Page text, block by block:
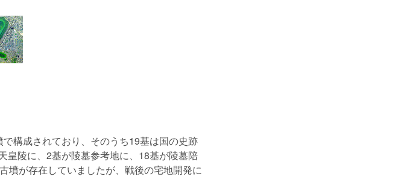
構成されており、そのうち19基は国の史跡
皇陵に、2基が陵墓参考地に、18基が陵墓陪
墳が存在していましたが、戦後の宅地開発に